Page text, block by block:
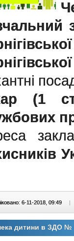
(1
6-11-2018, 09:49 |
дитини в ЗДО